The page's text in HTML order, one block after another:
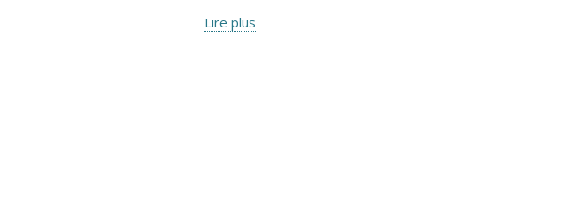
Lire plus